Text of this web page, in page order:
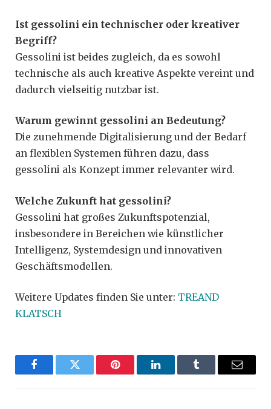
Ist gessolini ein technischer oder kreativer
Begriff?
Gessolini ist beides zugleich, da es sowohl
technische als auch kreative Aspekte vereint und
dadurch vielseitig nutzbar ist.
Warum gewinnt gessolini an Bedeutung?
Die zunehmende Digitalisierung und der Bedarf
an flexiblen Systemen führen dazu, dass
gessolini als Konzept immer relevanter wird.
Welche Zukunft hat gessolini?
Gessolini hat großes Zukunftspotenzial,
insbesondere in Bereichen wie künstlicher
Intelligenz, Systemdesign und innovativen
Geschäftsmodellen.
Weitere Updates finden Sie unter: TREAND
KLATSCH
FacebookTwitter Pinterest LinkedInTumblr Email